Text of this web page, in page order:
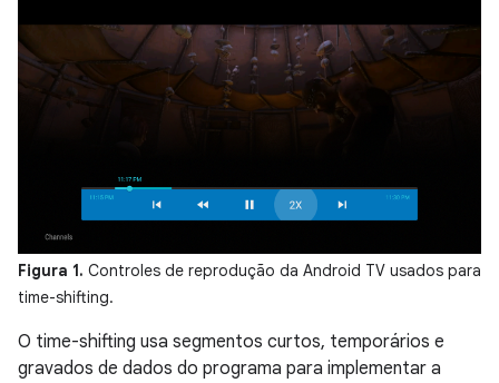
Figura 1. Controles de reprodução da Android TV usados para
time-shifting.
O time-shifting usa segmentos curtos, temporários e
gravados de dados do programa para implementar a